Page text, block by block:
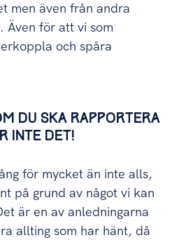
men även från andra
Även för att vi som
och spåra
DU SKA RAPPORTERA
INTE DET!
för mycket än inte alls,
på grund av något vi kan
är en av anledningarna
allting som har hänt, då